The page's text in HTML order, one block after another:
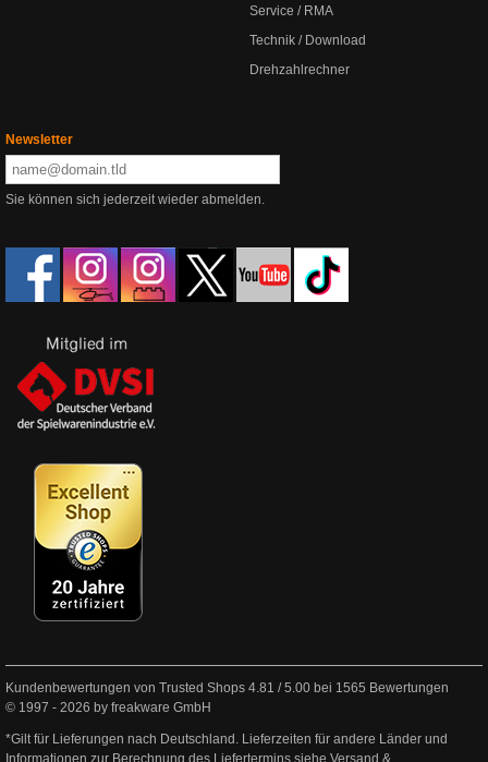
Service / RMA
Technik / Download
Drehzahlrechner
Newsletter
Sie können sich jederzeit wieder abmelden.
Kundenbewertungen von Trusted Shops 4.81 /5.00 bei 1565 Bewertungen
© 1997 - 2026 by freakware GmbH
*Gilt für Lieferungen nach Deutschland. Lieferzeiten für andere Länder und